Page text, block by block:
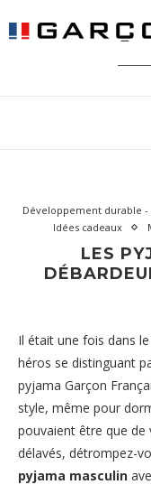
Développement durable -
Idées cadeaux
LES
Il était une fois dans
héros se distinguant
pyjama Garçon
style, même pour
pouvaient être que de
délavés, détrompez-
pyjama masculin